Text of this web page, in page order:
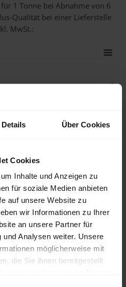
Details Über Cookies
Cookies
Inhalte und Anzeigen zu
für soziale Medien anbieten
auf unsere Website zu
wir Informationen zu Ihrer
an unsere Partner für
Analysen weiter. Unsere
möglicherweise mit
die Sie ihnen bereitgestellt
1 Tonne bei Abnahmevon 6
Qualität bei einer Lieferstelle
MwSt.:
2026
2026
für Holzpellets in Deutschland
unsererPelletspreise-Seite